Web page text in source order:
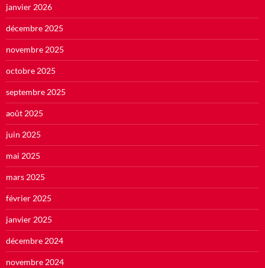
janvier 2026
décembre 2025
novembre 2025
octobre 2025
septembre 2025
août 2025
juin 2025
mai 2025
mars 2025
février 2025
janvier 2025
décembre 2024
novembre 2024